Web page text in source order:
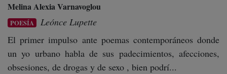
Melina Alexia Varnavoglou
POESÍA
Leónce Lupette
El primer impulso ante poemas contemporáneos donde
un yo urbano habla de sus padecimientos, afecciones,
obsesiones, de drogas y de sexo , bien podrí...